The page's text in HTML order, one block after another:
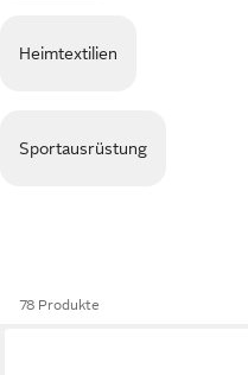
Heimtextilien
Sportausrüstung
78 Produkte